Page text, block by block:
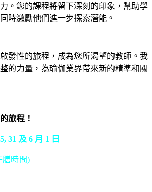
。您的課程將留下深刻的印象，幫助學
時激勵他們進一步探索潛能。
發性的旅程，成為您所渴望的教師。我
的力量，為瑜伽業界帶來新的精準和關
旅程！
31 及 6 月 1 日
膳時間)